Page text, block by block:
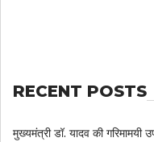
RECENT POSTS
मुख्यमंत्री डॉ. यादव की गरिमामयी